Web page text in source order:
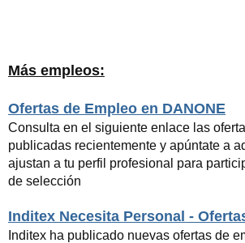
Más empleos:
Ofertas de Empleo en DANONE
Consulta en el siguiente enlace las
publicadas recientemente y apúntate a
ajustan a tu perfil profesional para
de selección
Inditex Necesita Personal -
Inditex ha publicado nuevas ofertas de